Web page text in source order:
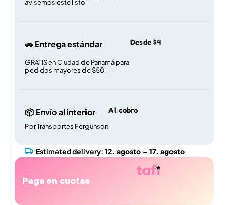
avisemos este listo
🚗 Entrega estándar
GRATIS en Ciudad de Panamá para
pedidos mayores de $50
Desde $4
📦 Envío al interior
Por Transportes Fergunson
Al cobro
Estimated delivery: 12. agosto – 17. agosto
Paga en cuotas